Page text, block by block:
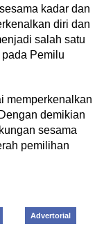
kadar dan
diri dan
salah satu
Pemilu
memperkenalkan
demikian
sesama
pemilihan
Advertorial